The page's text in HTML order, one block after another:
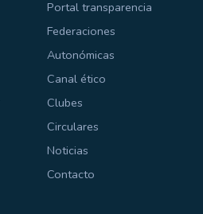
Portal transparencia
Federaciones
Autonómicas
Canal ético
Clubes
Circulares
Noticias
Contacto